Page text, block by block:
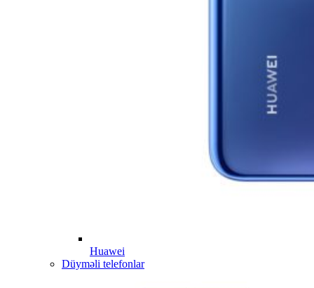
Huawei
Düyməli telefonlar